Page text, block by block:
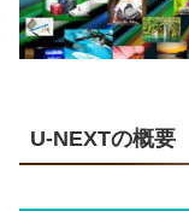
U-NEXTの概要